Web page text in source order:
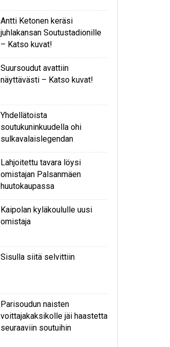
Antti Ketonen keräsi
juhlakansan Soutustadionille
– Katso kuvat!
Suursoudut avattiin
näyttävästi – Katso kuvat!
Yhdellätoista
soutukuninkuudella ohi
sulkavalaislegendan
Lahjoitettu tavara löysi
omistajan Palsanmäen
huutokaupassa
Kaipolan kyläkoululle uusi
omistaja
Sisulla siitä selvittiin
Parisoudun naisten
voittajakaksikolle jäi haastetta
seuraaviin soutuihin